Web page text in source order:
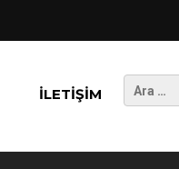
İLETIŞIM
Arama: